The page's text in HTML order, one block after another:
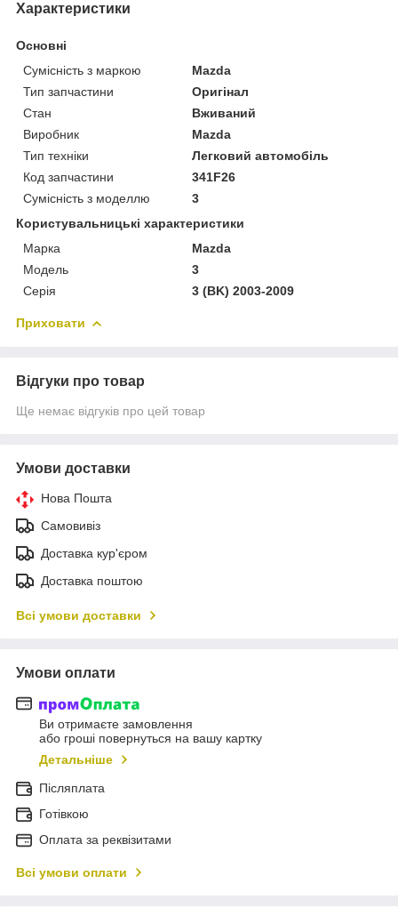
Характеристики
Основні
Сумісність з маркою
Mazda
Тип запчастини
Оригінал
Стан
Вживаний
Виробник
Mazda
Тип техніки
Легковий автомобіль
Код запчастини
341F26
Сумісність з моделлю
3
Користувальницькі характеристики
Марка
Mazda
Модель
3
Серія
3 (BK) 2003-2009
Приховати
Відгуки про товар
Ще немає відгуків про цей товар
Умови доставки
Нова Пошта
Самовивіз
Доставка кур'єром
Доставка поштою
Всі умови доставки
Умови оплати
Ви отримаєте замовлення
або гроші повернуться на вашу картку
Детальніше
Післяплата
Готівкою
Оплата за реквізитами
Всі умови оплати